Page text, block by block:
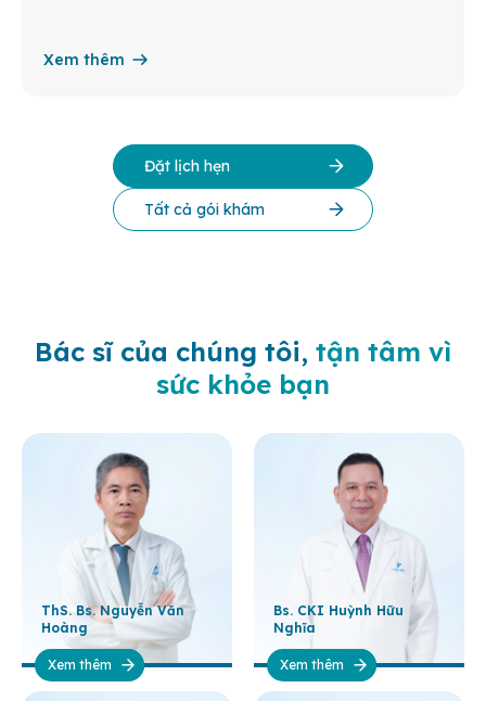
Xem thêm
Đặt lịch hẹn
Tất cả gói khám
Bác sĩ của chúng tôi, tận tâm vì
sức khỏe bạn
ThS. Bs. Nguyễn Văn
Hoàng
Xem thêm
Bs. CKI Huỳnh Hữu
Nghĩa
Xem thêm